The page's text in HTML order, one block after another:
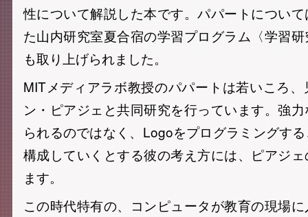
性について解説した本です。パパートについ
た山内研究室夏合宿の学習プログラム〈学習
も取り上げられました。
MITメディアラボ教授のパパートは若いころ
ン・ピアジェと共同研究を行っています。強
られるのではなく、Logoをプログラミングす
構成していくとする彼の考え方には、ピアジ
ます。
この時代特有の、コンピュータが教育の現場